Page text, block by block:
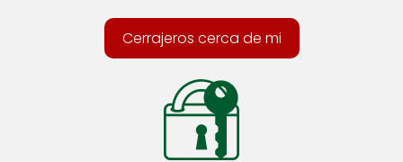
Cerrajeros cerca de mi